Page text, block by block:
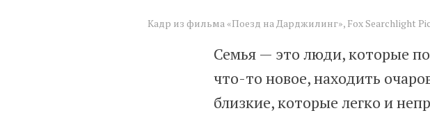
Кадр из фильма «Поезд на Дарджилинг», Fox Searchlight
Семья — это люди, которые
что-то новое, находить
близкие, которые легко и